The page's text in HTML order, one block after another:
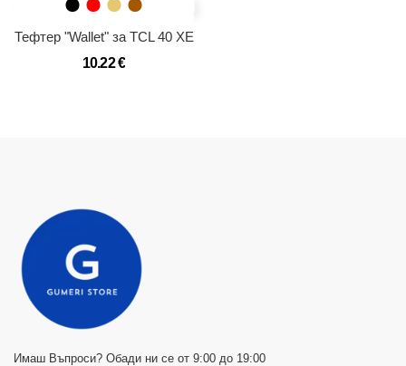
Тефтер "Wallet" за TCL 40 XE
10.22 €
Имаш Въпроси? Обади ни се от 9:00 до 19:00